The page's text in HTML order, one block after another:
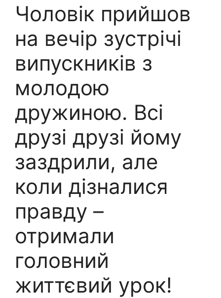
Чоловік прийшов
на вечір зустрічі
випускників з
молодою
дружиною. Всі
друзі друзі йому
заздрили, але
коли дізналися
правду –
отримали
головний
життєвий урок!